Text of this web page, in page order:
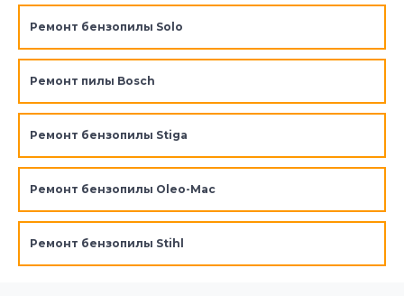
Ремонт бензопилы Solo
Ремонт пилы Bosch
Ремонт бензопилы Stiga
Ремонт бензопилы Oleo-Mac
Ремонт бензопилы Stihl